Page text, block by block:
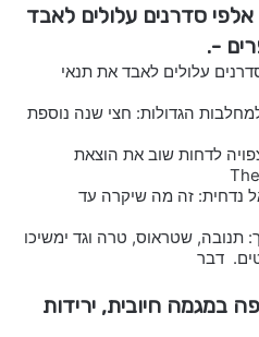
סדרנים עלולים לאבד
-.
עלולים לאבד את תנאי
הגדולות: חצי שנה נוספת
לדחות שוב את הוצאת
נדחית: זה מה שיקרה עד
תנובה, שטראוס, טרה וגד ימשיכו
דבר
במגמה חיובית, ירידות